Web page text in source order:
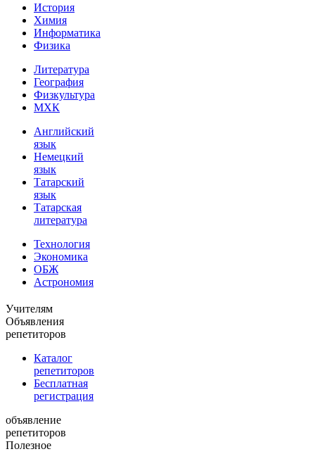
История
Химия
Информатика
Физика
Литература
География
Физкультура
МХК
Английский
язык
Немецкий
язык
Татарский
язык
Татарская
литература
Технология
Экономика
ОБЖ
Астрономия
Учителям
Объявления
репетиторов
Каталог
репетиторов
Бесплатная
регистрация
объявление
репетиторов
Полезное